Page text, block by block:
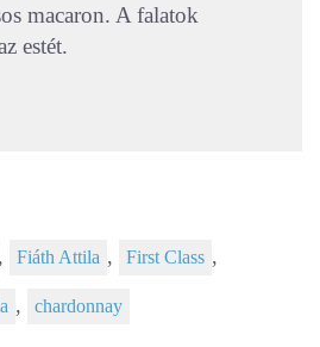
macaron. A falatok
estét.
, Fiáth Attila , First Class ,
, chardonnay